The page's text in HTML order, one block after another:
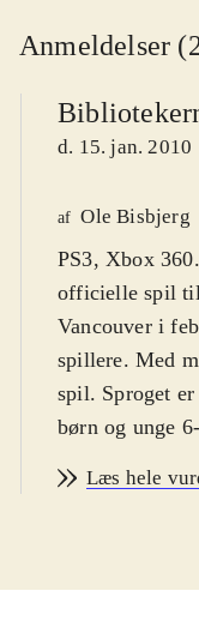
Anmeldelser
d. 15. jan. 2010
af Ole Bisbjerg
PS3, Xbox
officielle spil
Vancouver i
spillere. Med
spil. Sproget
børn og unge
Man er hurtigt i
længere
Læs hele